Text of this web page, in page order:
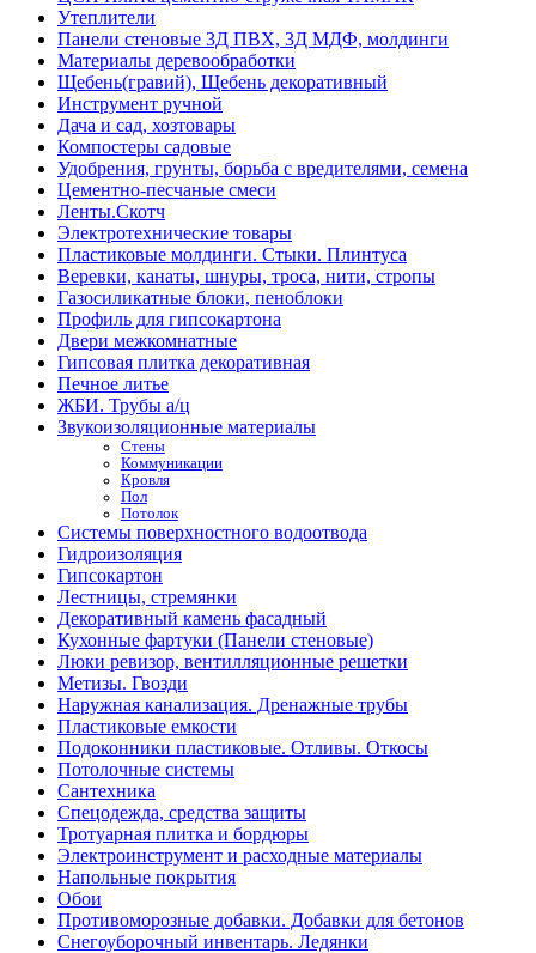
Утеплители
Панели стеновые 3Д ПВХ, 3Д МДФ, молдинги
Материалы деревообработки
Щебень(гравий), Щебень декоративный
Инструмент ручной
Дача и сад, хозтовары
Компостеры садовые
Удобрения, грунты, борьба с вредителями, семена
Цементно-песчаные смеси
Ленты.Скотч
Электротехнические товары
Пластиковые молдинги. Стыки. Плинтуса
Веревки, канаты, шнуры, троса, нити, стропы
Газосиликатные блоки, пеноблоки
Профиль для гипсокартона
Двери межкомнатные
Гипсовая плитка декоративная
Печное литье
ЖБИ. Трубы а/ц
Звукоизоляционные материалы
Стены
Коммуникации
Кровля
Пол
Потолок
Системы поверхностного водоотвода
Гидроизоляция
Гипсокартон
Лестницы, стремянки
Декоративный камень фасадный
Кухонные фартуки (Панели стеновые)
Люки ревизор, вентилляционные решетки
Метизы. Гвозди
Наружная канализация. Дренажные трубы
Пластиковые емкости
Подоконники пластиковые. Отливы. Откосы
Потолочные системы
Сантехника
Спецодежда, средства защиты
Тротуарная плитка и бордюры
Электроинструмент и расходные материалы
Напольные покрытия
Обои
Противоморозные добавки. Добавки для бетонов
Снегоуборочный инвентарь. Ледянки